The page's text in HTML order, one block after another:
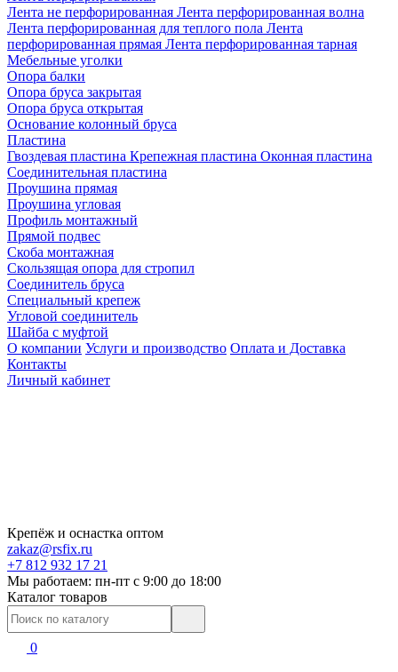
Лента не перфорированная Лента перфорированная волна
Лента перфорированная для теплого пола Лента
перфорированная прямая Лента перфорированная тарная
Мебельные уголки
Опора балки
Опора бруса закрытая
Опора бруса открытая
Основание колонный бруса
Пластина
Гвоздевая пластина Крепежная пластина Оконная пластина
Соединительная пластина
Проушина прямая
Проушина угловая
Профиль монтажный
Прямой подвес
Скоба монтажная
Скользящая опора для стропил
Соединитель бруса
Специальный крепеж
Угловой соединитель
Шайба с муфтой
О компании Услуги и производство Оплата и Доставка
Контакты
Личный кабинет
Крепёж и оснастка оптом
zakaz@rsfix.ru
+7 812 932 17 21
Мы работаем: пн-пт c 9:00 до 18:00
Каталог товаров
0